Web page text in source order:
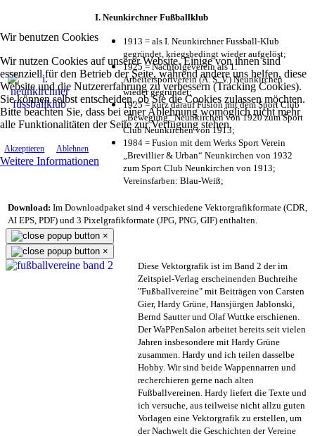
Wir benutzen Cookies
Wir nutzen Cookies auf unserer Website. Einige von ihnen sind
essenziell für den Betrieb der Seite, während andere uns helfen, diese
Website und die Nutzererfahrung zu verbessern (Tracking Cookies).
Sie können selbst entscheiden, ob Sie die Cookies zulassen möchten.
Bitte beachten Sie, dass bei einer Ablehnung womöglich nicht mehr
alle Funktionalitäten der Seite zur Verfügung stehen.
Akzeptieren Ablehnen
Weitere Informationen
I. Neunkirchner Fußballklub
1913 = als I. Neunkirchner Fussball-Klub
gegründet, kriegsbedingt wieder aufgelöst;
1925 = Nachfolgeverein als 1.
Arbeitersportverein (A. S. V.) Neunkirchen
wieder gegründet;
1925 = kurz darauf Fusion mit dem Sport Club
„Bewegung“ Neunkirchen von 1920 zum Sport
Club Neunkirchen von 1913;
1984 = Fusion mit dem Werks Sport Verein
„Brevillier & Urban“ Neunkirchen von 1932
zum Sport Club Neunkirchen von 1913;
Vereinsfarben: Blau-Weiß;
Download: Im Downloadpaket sind 4 verschiedene Vektorgrafikformate (CDR,
AI EPS, PDF) und 3 Pixelgrafikformate (JPG, PNG, GIF) enthalten.
×
×
Diese Vektorgrafik ist im Band 2 der im
Zeitspiel-Verlag erscheinenden Buchreihe
"Fußballvereine" mit Beiträgen von Carsten
Gier, Hardy Grüne, Hansjürgen Jablonski,
Bernd Sautter und Olaf Wuttke erschienen.
Der WaPPenSalon arbeitet bereits seit vielen
Jahren insbesondere mit Hardy Grüne
zusammen. Hardy und ich teilen dasselbe
Hobby. Wir sind beide Wappennarren und
recherchieren gerne nach alten
Fußballvereinen. Hardy liefert die Texte und
ich versuche, aus teilweise nicht allzu guten
Vorlagen eine Vektorgrafik zu erstellen, um
der Nachwelt die Geschichten der Vereine